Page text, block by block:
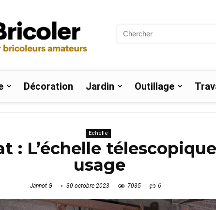
Search
for:
Décoration Jardin Outillage
Echelle
: L’échelle
usage
Jannot G 30 octobre 2023 7035 6